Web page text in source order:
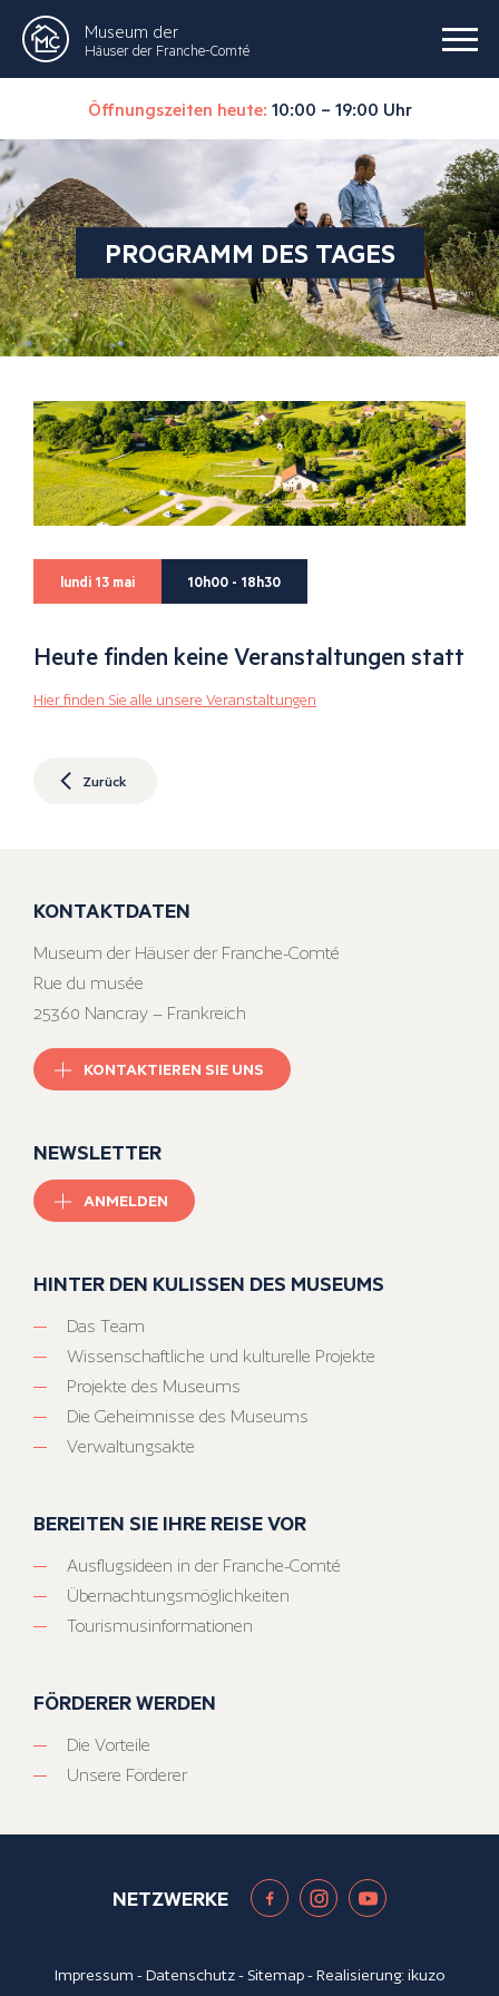
Museum der
Häuser der Franche-Comté
Öffnungszeiten heute: 10:00 – 19:00 Uhr
PROGRAMM DES TAGES
lundi 13 mai 10h00 - 18h30
Heute finden keine Veranstaltungen statt
Hier finden Sie alle unsere Veranstaltungen
Zurück
KONTAKTDATEN
Museum der Häuser der Franche-Comté
Rue du musée
25360 Nancray – Frankreich
KONTAKTIEREN SIE UNS
NEWSLETTER
ANMELDEN
HINTER DEN KULISSEN DES MUSEUMS
Das Team
Wissenschaftliche und kulturelle Projekte
Projekte des Museums
Die Geheimnisse des Museums
Verwaltungsakte
BEREITEN SIE IHRE REISE VOR
Ausflugsideen in der Franche-Comté
Übernachtungsmöglichkeiten
Tourismusinformationen
FÖRDERER WERDEN
Die Vorteile
Unsere Förderer
NETZWERKE
Impressum -Datenschutz- Sitemap- Realisierung:ikuzo